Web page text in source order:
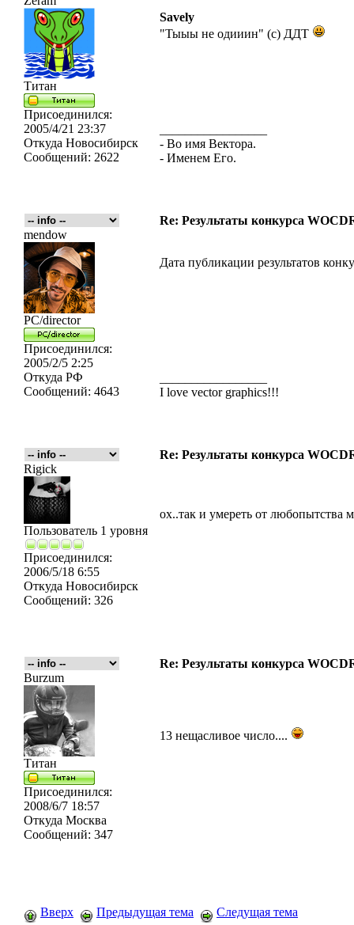
Титан
Присоединился:
2005/4/21 23:37
Откуда Новосибирск
Сообщений: 2622
Savely
"Тыыы не одииин" (с) ДДТ
- Во имя Вектора.
- Именем Его.
Re: Результаты конкурса
mendow
PC/director
Присоединился:
2005/2/5 2:25
Откуда РФ
Сообщений: 4643
Дата публикации результатов
I love vector graphics!!!
Re: Результаты конкурса
Rigick
Пользователь 1 уровня
Присоединился:
2006/5/18 6:55
Откуда Новосибирск
Сообщений: 326
ох..так и умереть от любопытства
Re: Результаты конкурса
Burzum
Титан
Присоединился:
2008/6/7 18:57
Откуда Москва
Сообщений: 347
13 нещасливое число....
Вверх Предыдущая тема Следущая тема